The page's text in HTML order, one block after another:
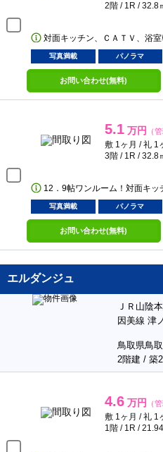
2階 / 1R / 32.8
対面キッチン、ＣＡＴＶ、浴室
写真満載 パノラマ
お問い合わせ(無料)
5.1 万円 （
敷 1ヶ月 / 礼 1
3階 / 1R / 32.8
12．9帖ワンルーム！対面キッ
写真満載 パノラマ
お問い合わせ(無料)
エルダンジュ
ＪＲ山陰
因美線 津
鳥取県鳥
2階建 / 築
4.6 万円 （
敷 1ヶ月 / 礼 1
1階 / 1R /